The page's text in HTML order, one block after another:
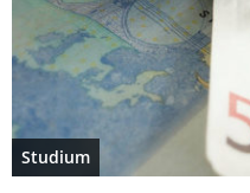
Studium